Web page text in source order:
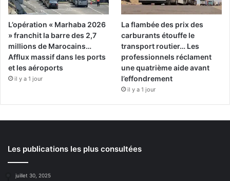
L’opération « Marhaba 2026
» franchit la barre des 2,7
millions de Marocains…
Afflux massif dans les ports
et les aéroports
il y a 1 jour
La flambée des prix des
carburants étouffe le
transport routier… Les
professionnels réclament
une quatrième aide avant
l’effondrement
il y a 1 jour
Les publications les plus consultées
juillet 30, 2025